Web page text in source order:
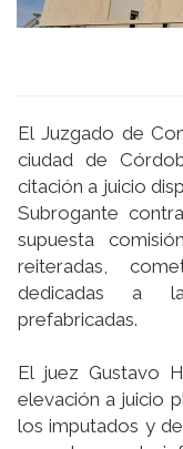
El Juzgado de
ciudad de
citación a juicio
Subrogante
supuesta
reiteradas,
dedicadas a
prefabricadas.
El juez Gustavo
elevación a juicio
los imputados y